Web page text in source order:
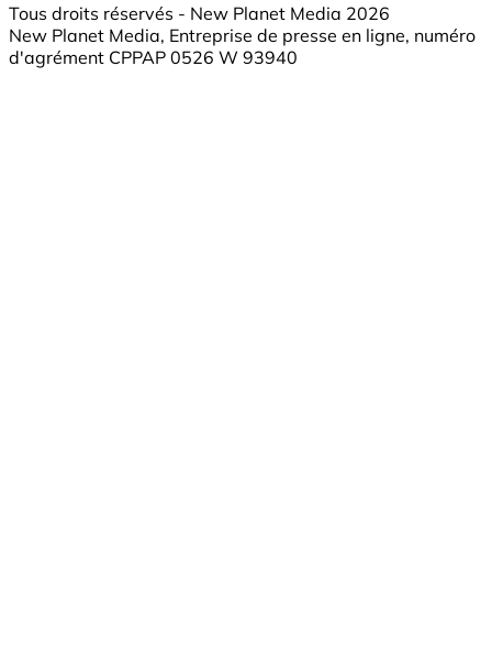
Tous droits réservés - New Planet Media 2026
New Planet Media, Entreprise de presse en ligne, numéro
d'agrément CPPAP 0526 W 93940